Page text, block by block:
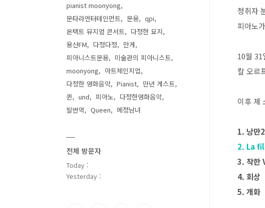
청취자
피아노
10월 31
칼 오르
이후 제
1. 낭만
2. La
3. 착한
4. 회상
5. 개화
pianist moonyong
문타라엔터테인먼트
문용
qpi
온택트 뮤지엄 콘서트
다정한 묘지
용산FM
다정다정
만게
피아니스트문용
미술관의 피아니스트
moonyong
아트체인지업
다정한 영화음악
Pianist
만년 게스트
퀸
und 피아노
다정한영화음악
발번역
Queen 메정남녀
전체 방문자
Today :
Yesterday :